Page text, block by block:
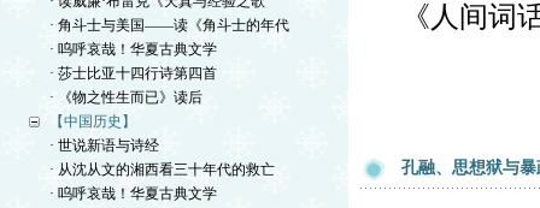
· 角斗士与美国——读《角斗士的年代
· 呜呼哀哉！华夏古典文学
· 莎士比亚十四行诗第四首
· 《物之性生而已》读后
【中国历史】
· 世说新语与诗经
· 从沈从文的湘西看三十年代的救亡
· 呜呼哀哉！华夏古典文学
《人间词
孔融、思想狱与暴